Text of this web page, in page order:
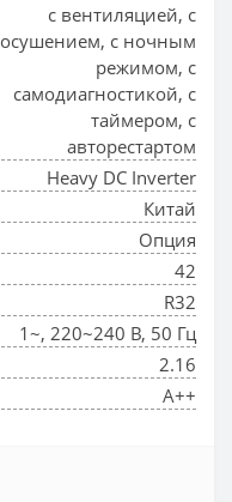
с вентиляцией, с
осушением, с ночным
режимом, с
самодиагностикой, с
таймером, с
авторестартом
Heavy DC Inverter
Китай
Опция
42
R32
1~, 220~240 В, 50 Гц
2.16
A++